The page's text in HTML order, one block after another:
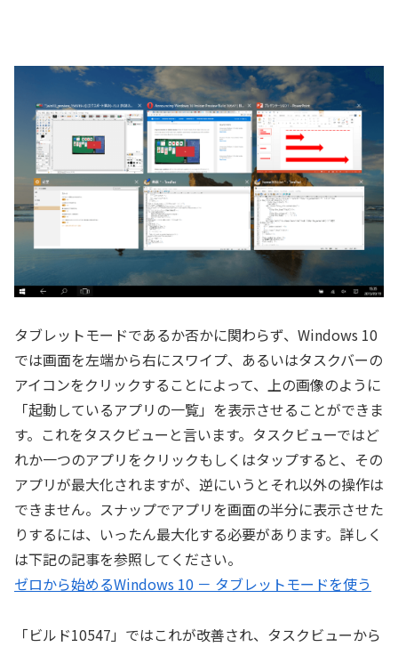
タブレットモードであるか否かに関わらず、Windows 10
では画面を左端から右にスワイプ、あるいはタスクバーの
アイコンをクリックすることによって、上の画像のように
「起動しているアプリの一覧」を表示させることができま
す。これをタスクビューと言います。タスクビューではど
れか一つのアプリをクリックもしくはタップすると、その
アプリが最大化されますが、逆にいうとそれ以外の操作は
できません。スナップでアプリを画面の半分に表示させた
りするには、いったん最大化する必要があります。詳しく
は下記の記事を参照してください。
ゼロから始めるWindows 10 － タブレットモードを使う
「ビルド10547」ではこれが改善され、タスクビューから